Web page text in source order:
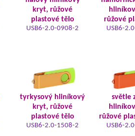
kryt, růžové
plastové tělo
USB6-2.0-0908-2
růžové
USB6-
tyrkysový hliníkový
kryt, růžové
plastové tělo
USB6-2.0-1508-2
světle
růžové
USB6-